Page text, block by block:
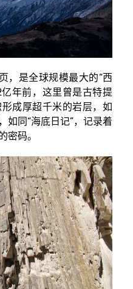
是全球规模最大的“西
年前，这里曾是古特提
成厚超千米的岩层，如
如同“海底日记”，记录着
密码。